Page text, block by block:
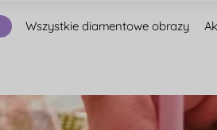
Wszystkie diamentowe obrazy